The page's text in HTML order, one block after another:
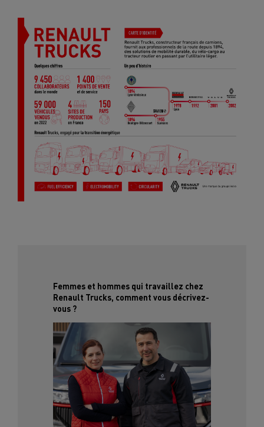
Femmes et hommes qui travaillez chez
Renault Trucks, comment vous décrivez-
vous ?